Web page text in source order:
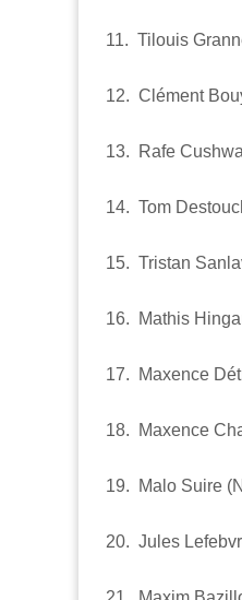
11. Tilouis
12. Clément
13. Rafe
14. Tom
15. Tristan
16. Mathis
17. Maxence
18. Maxence
19. Malo Suire
20. Jules